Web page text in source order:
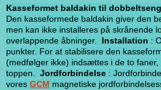
Kasseformet baldakin til
Den kasseformede baldakin giver den
men kan ikke installeres på skrånende
overlappende åbninger. Installation :
punkter. For at stabilisere den
(medfølger ikke) indsættes i de to faner,
toppen. Jordforbindelse :
vores GCM magnetiske